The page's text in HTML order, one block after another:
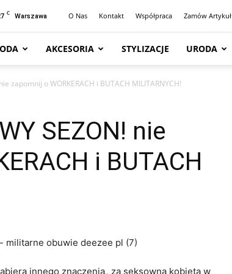
C Warszawa O Nas Kontakt Współpraca Zamów Artykuł
AKCESORIA STYLIZACJE URODA
zapomnij o WORKERACH i BUTACH MILITARNYCH!
SEZON! nie
i BUTACH
innego znaczenia„ za seksowną kobietą w